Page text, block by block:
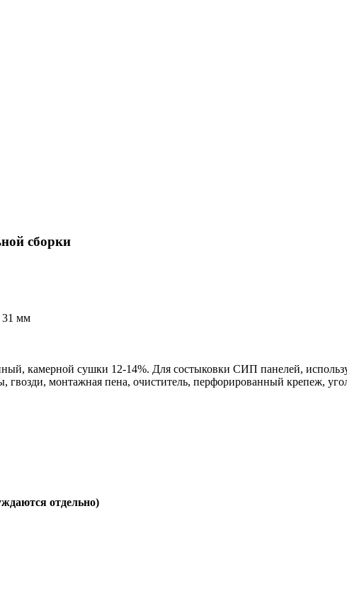
сборки
31 мм
камерной сушки 12-14%. Для состыковки СИП панелей,
монтажная пена, очиститель, перфорированный крепеж,
отдельно)